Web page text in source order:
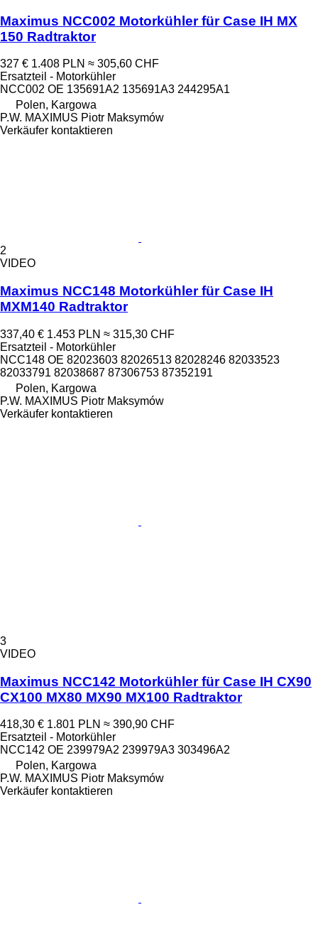
Maximus NCC002 Motorkühler für Case IH MX
150 Radtraktor
327 € 1.408 PLN ≈ 305,60 CHF
Ersatzteil - Motorkühler
NCC002 OE 135691A2 135691A3 244295A1
Polen, Kargowa
P.W. MAXIMUS Piotr Maksymów
Verkäufer kontaktieren
2
VIDEO
Maximus NCC148 Motorkühler für Case IH
MXM140 Radtraktor
337,40 € 1.453 PLN ≈ 315,30 CHF
Ersatzteil - Motorkühler
NCC148 OE 82023603 82026513 82028246 82033523
82033791 82038687 87306753 87352191
Polen, Kargowa
P.W. MAXIMUS Piotr Maksymów
Verkäufer kontaktieren
3
VIDEO
Maximus NCC142 Motorkühler für Case IH CX90
CX100 MX80 MX90 MX100 Radtraktor
418,30 € 1.801 PLN ≈ 390,90 CHF
Ersatzteil - Motorkühler
NCC142 OE 239979A2 239979A3 303496A2
Polen, Kargowa
P.W. MAXIMUS Piotr Maksymów
Verkäufer kontaktieren